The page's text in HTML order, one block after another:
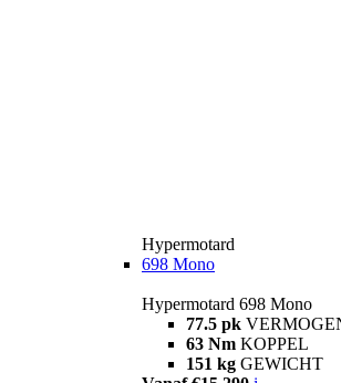
Hypermotard
698 Mono
Hypermotard 698 Mono
77.5 pk
63 Nm KOPPEL
151 kg GEWICHT